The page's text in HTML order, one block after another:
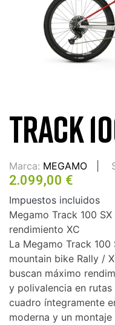
TRACK
Marca: MEGAMO
2.099,00 €
Impuestos incluidos
Megamo Track 100
rendimiento XC
La Megamo Track
mountain bike Rally /
buscan máximo
y polivalencia en
cuadro íntegramente
moderna y un